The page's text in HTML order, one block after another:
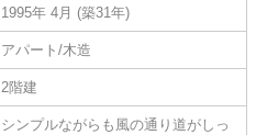
1995年 4月 (築31年)
アパート/木造
2階建
シンプルながらも風の通り道がしっ